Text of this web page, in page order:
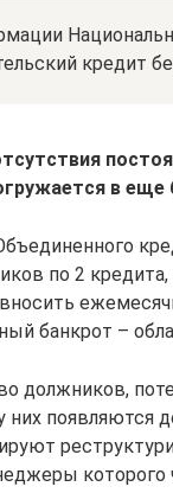
кредит
в еще
по 2
банкрот –
должников,
них появляются
которого